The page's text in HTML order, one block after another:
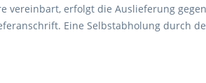
vereinbart, erfolgt die Auslieferung
Eine Selbstabholung durch